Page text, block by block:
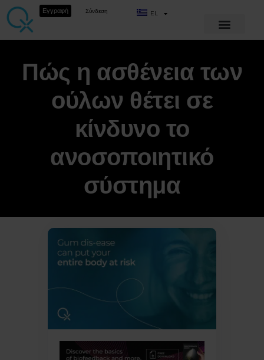
Εγγραφή Σύνδεση EL
Πώς η ασθένεια των
ούλων θέτει σε
κίνδυνο το
ανοσοποιητικό
σύστημα